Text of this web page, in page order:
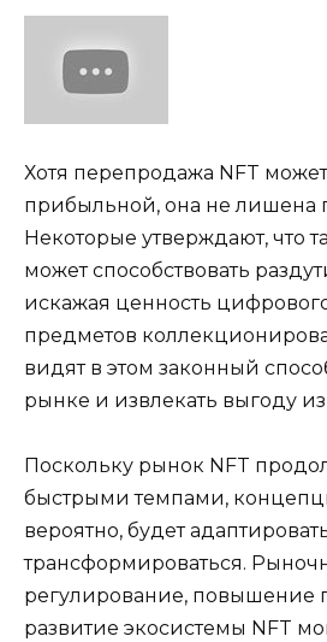
Хотя перепродажа NFT
прибыльной, она не лишена
Некоторые утверждают, что
может способствовать
искажая ценность
предметов
видят в этом законный
рынке и извлекать выгоду
Поскольку рынок NFT
быстрыми темпами,
вероятно, будет
трансформироваться.
регулирование, повышение
развитие экосистемы NFT